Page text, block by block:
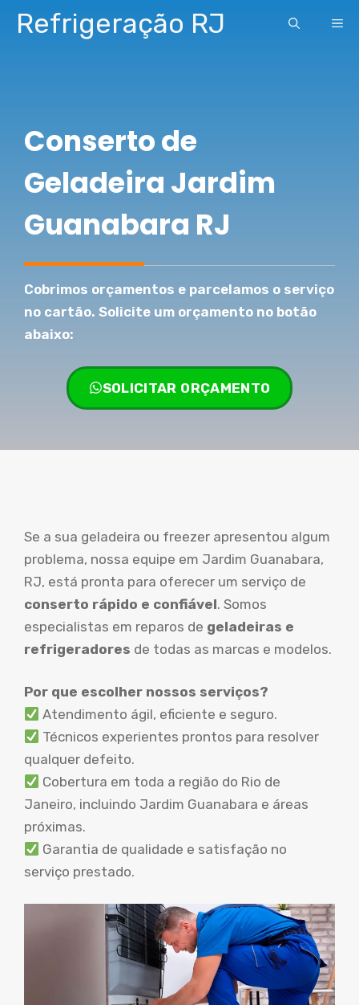
Pular
paraRefrigeração RJ
Conserto de
Geladeira Jardim
Guanabara RJ
Cobrimos orçamentos e parcelamos o serviço
no cartão. Solicite um orçamento no botão
abaixo:
SOLICITAR ORÇAMENTO
Se a sua geladeira ou freezer apresentou algum
problema, nossa equipe em Jardim Guanabara,
RJ, está pronta para oferecer um serviço de
conserto rápido e confiável. Somos
especialistas em reparos de geladeiras e
refrigeradores de todas as marcas e modelos.
Por que escolher nossos serviços?
Atendimento ágil, eficiente e seguro.
Técnicos experientes prontos para resolver
qualquer defeito.
Cobertura em toda a região do Rio de
Janeiro, incluindo Jardim Guanabara e áreas
próximas.
Garantia de qualidade e satisfação no
serviço prestado.